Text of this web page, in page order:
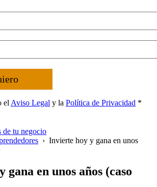
el Aviso Legal y la Política de Privacidad *
de tu negocio
› Invierte hoy y gana en unos
en unos años (caso